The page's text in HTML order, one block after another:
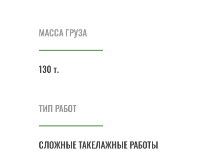
МАССА ГРУЗА
130 т.
ТИП РАБОТ
СЛОЖНЫЕ ТАКЕЛАЖНЫЕ РАБОТЫ